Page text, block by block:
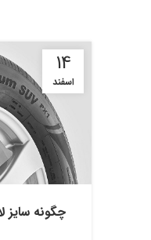
14
اسفند
چگونه سایز